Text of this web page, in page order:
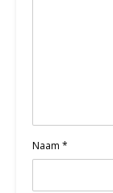
Naam *